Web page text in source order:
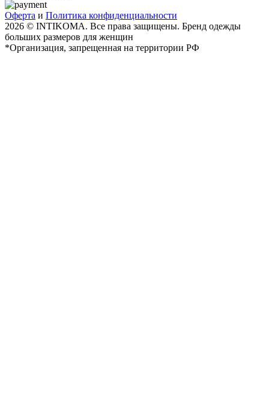
Оферта и Политика конфиденциальности
2026 © INTIKOMA. Все права защищены. Бренд одежды
больших размеров для женщин
*Организация, запрещенная на территории РФ